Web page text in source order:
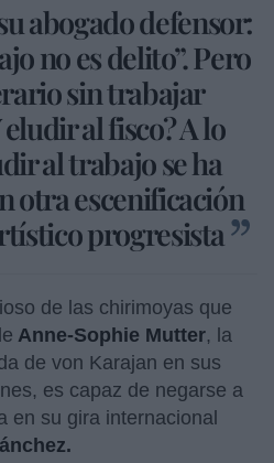
abogado defensor:
no es delito”. Pero
sin trabajar
al fisco? A lo
al trabajo se ha
otra escenificación
progresista
de las chirimoyas que
Anne-Sophie Mutter, la
de von Karajan en sus
es capaz de negarse a
en su gira internacional